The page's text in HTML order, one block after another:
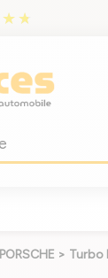
> Turbo